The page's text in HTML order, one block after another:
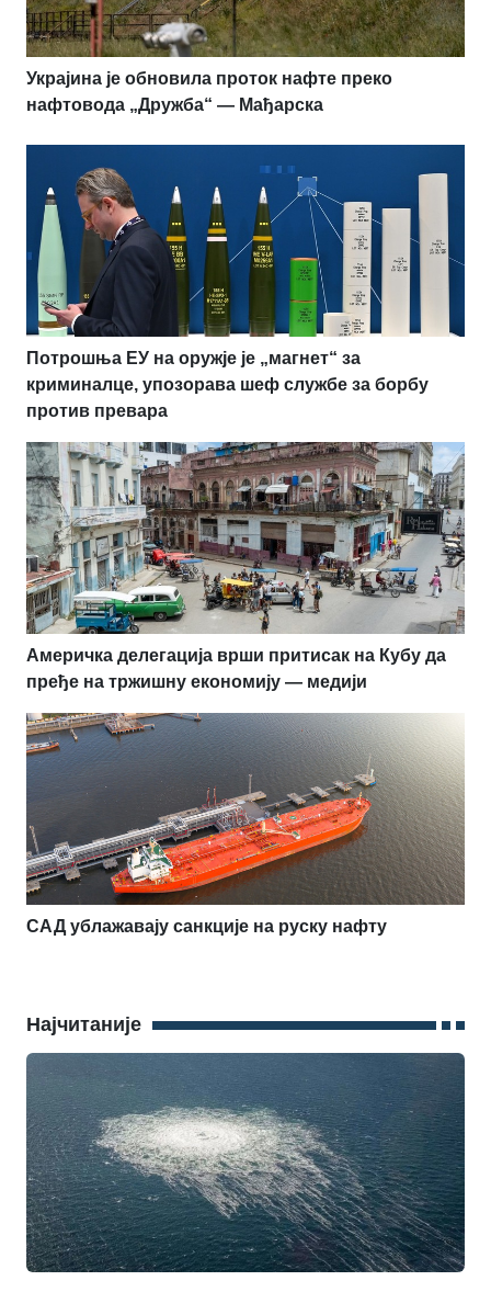
Украјина је обновила проток нафте преко
нафтовода „Дружба“ — Мађарска
Потрошња ЕУ на оружје је „магнет“ за
криминалце, упозорава шеф службе за борбу
против превара
Америчка делегација врши притисак на Кубу да
пређе на тржишну економију — медији
САД ублажавају санкције на руску нафту
Најчитаније